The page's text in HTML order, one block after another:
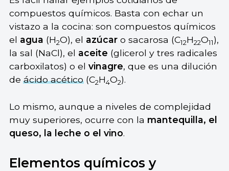
compuestos químicos. Basta con echar un
vistazo a la cocina: son compuestos químicos
el agua (H2O), el azúcaro sacarosa (C12H22O11),
la sal (NaCl), el aceite (glicerol y tres radicales
carboxilatos) o el vinagre, que es una dilución
deácido acético(C2H4O2).
Lo mismo, aunque a niveles de complejidad
muy superiores, ocurre con la mantequilla, el
queso, la leche o el vino.
Elementos químicos y